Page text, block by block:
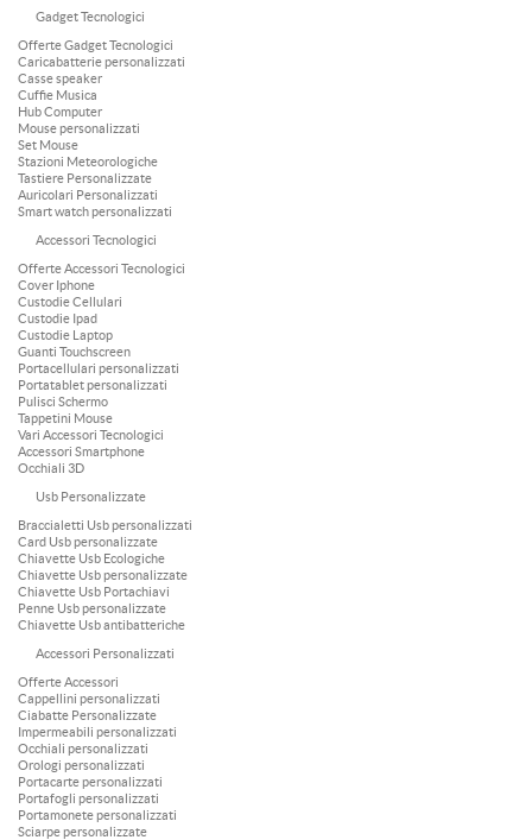
Gadget Tecnologici
Offerte Gadget Tecnologici
Caricabatterie personalizzati
Casse speaker
Cuffie Musica
Hub Computer
Mouse personalizzati
Set Mouse
Stazioni Meteorologiche
Tastiere Personalizzate
Auricolari Personalizzati
Smart watch personalizzati
Accessori Tecnologici
Offerte Accessori Tecnologici
Cover Iphone
Custodie Cellulari
Custodie Ipad
Custodie Laptop
Guanti Touchscreen
Portacellulari personalizzati
Portatablet personalizzati
Pulisci Schermo
Tappetini Mouse
Vari Accessori Tecnologici
Accessori Smartphone
Occhiali 3D
Usb Personalizzate
Braccialetti Usb personalizzati
Card Usb personalizzate
Chiavette Usb Ecologiche
Chiavette Usb personalizzate
Chiavette Usb Portachiavi
Penne Usb personalizzate
Chiavette Usb antibatteriche
Accessori Personalizzati
Offerte Accessori
Cappellini personalizzati
Ciabatte Personalizzate
Impermeabili personalizzati
Occhiali personalizzati
Orologi personalizzati
Portacarte personalizzati
Portafogli personalizzati
Portamonete personalizzati
Sciarpe personalizzate